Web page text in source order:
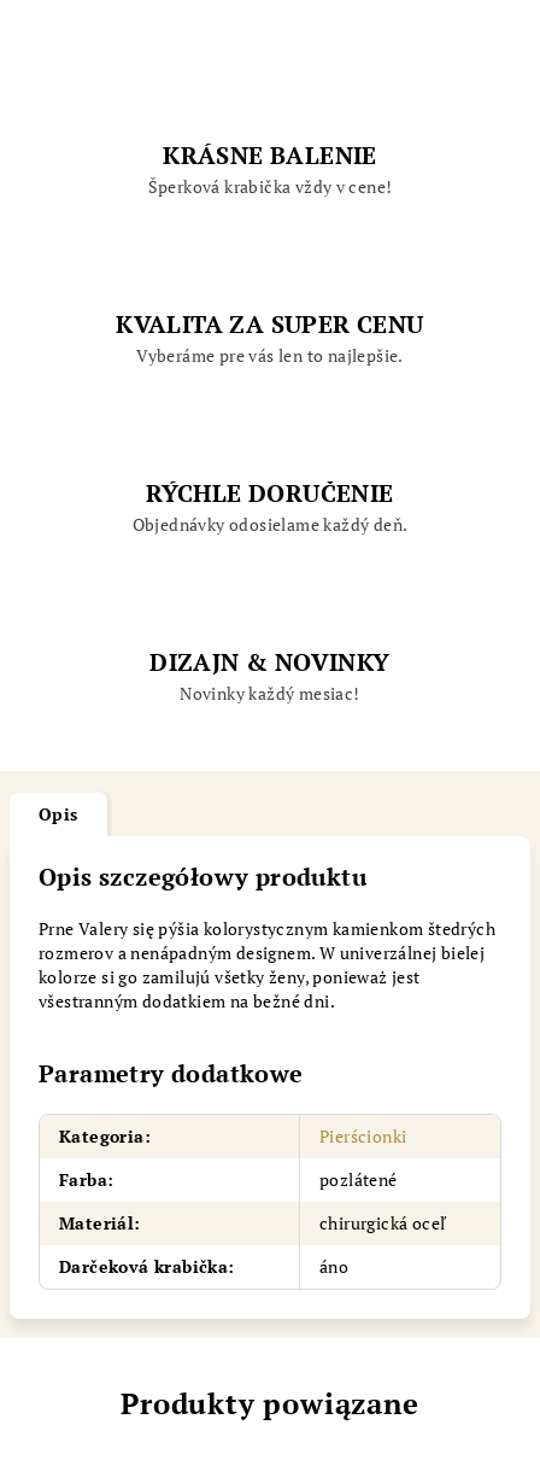
KRÁSNE BALENIE
Šperková krabička vždy v cene!
KVALITA ZA SUPER CENU
Vyberáme pre vás len to najlepšie.
RÝCHLE DORUČENIE
Objednávky odosielame každý deň.
DIZAJN & NOVINKY
Novinky každý mesiac!
Opis
Opis szczegółowy produktu
Prne Valery się pýšia kolorystycznym kamienkom štedrých
rozmerov a nenápadným designem. W univerzálnej bielej
kolorze si go zamilujú všetky ženy, ponieważ jest
všestranným dodatkiem na bežné dni.
Parametry dodatkowe
Kategoria:
Pierścionki
Farba:
pozlátené
Materiál:
chirurgická oceľ
Darčeková krabička: áno
Produkty powiązane